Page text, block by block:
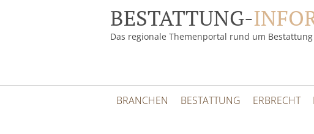
BESTATTUNG-
Das regionale Themenportal rund um Bestattung
BRANCHEN BESTATTUNG ERBRECHT